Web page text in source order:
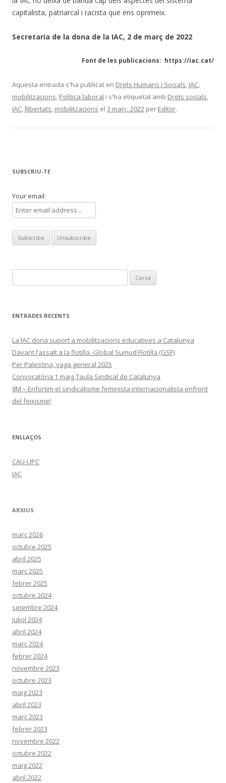
capitalista, patriarcal i racista que ens oprimeix.
Secretaria de la dona de la IAC, 2 de març de 2022
Font de les publicacions: https://iac.cat/
Aquesta entrada s'ha publicat en Drets Humans i Socials IAC
mobilitzacions Política laboral i s'ha etiquetat amb Drets socials
IAC llibertats mobilitzacions el 3 març, 2022 per Editor.
SUBSCRIU-TE
Your email:
ENTRADES RECENTS
La IAC dona suport a mobilitzacions educatives a Catalunya
Davant l’assalt a la flotilla -Global Sumud Flotilla (GSF)
Per Palestina, vaga general 2025
Convocatòria 1 maig Taula Sindical de Catalunya
8M – Enfortim el sindicalisme feminista internacionalista enfront
del feixisme!
ENLLAÇOS
CAU-UPC
IAC
ARXIUS
març 2026
octubre 2025
abril 2025
març 2025
febrer 2025
octubre 2024
setembre 2024
juliol 2024
abril 2024
març 2024
febrer 2024
novembre 2023
octubre 2023
maig 2023
abril 2023
març 2023
febrer 2023
novembre 2022
octubre 2022
maig 2022
abril 2022